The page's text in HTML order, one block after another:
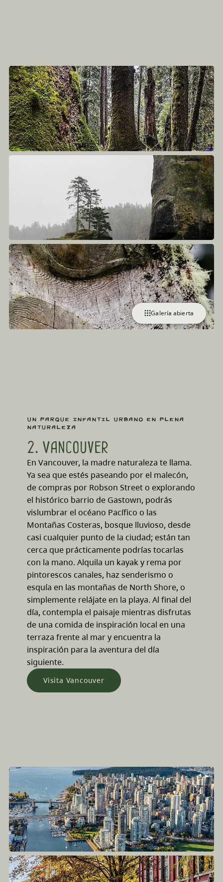
Galería abierta
Un parque infantil urbano en plena
naturaleza
2. Vancouver
En Vancouver, la madre naturaleza te llama.
Ya sea que estés paseando por el malecón,
de compras por Robson Street o explorando
el histórico barrio de Gastown, podrás
vislumbrar el océano Pacífico o las
Montañas Costeras, bosque lluvioso, desde
casi cualquier punto de la ciudad; están tan
cerca que prácticamente podrías tocarlas
con la mano. Alquila un kayak y rema por
pintorescos canales, haz senderismo o
esquía en las montañas de North Shore, o
simplemente relájate en la playa. Al final del
día, contempla el paisaje mientras disfrutas
de una comida de inspiración local en una
terraza frente al mar y encuentra la
inspiración para la aventura del día
siguiente.
Visita Vancouver